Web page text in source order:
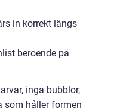
in korrekt längs
beroende på
inga bubblor,
som håller formen